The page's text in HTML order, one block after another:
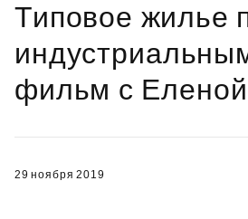
Типовое жилье
фильм с
29 ноября 2019